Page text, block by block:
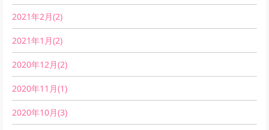
2021年2月(2)
2021年1月(2)
2020年12月(2)
2020年11月(1)
2020年10月(3)